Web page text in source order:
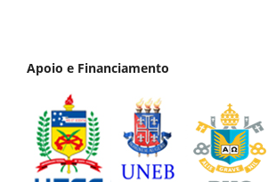
Apoio e Financiamento